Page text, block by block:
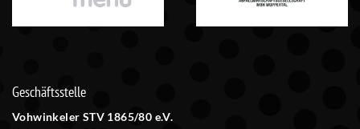
Geschäftsstelle
Vohwinkeler STV 1865/80 e.V.